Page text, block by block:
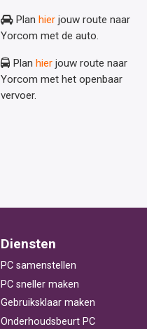
Plan hier jouw route naar
Yorcom met de auto.
Plan hier jouw route naar
Yorcom met het openbaar
vervoer.
Diensten
PC samenstellen
PC sneller maken
Gebruiksklaar maken
Onderhoudsbeurt PC